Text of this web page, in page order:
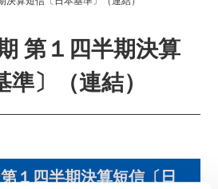
第１四半期決算
〕（連結）
１四半期決算短信〔日